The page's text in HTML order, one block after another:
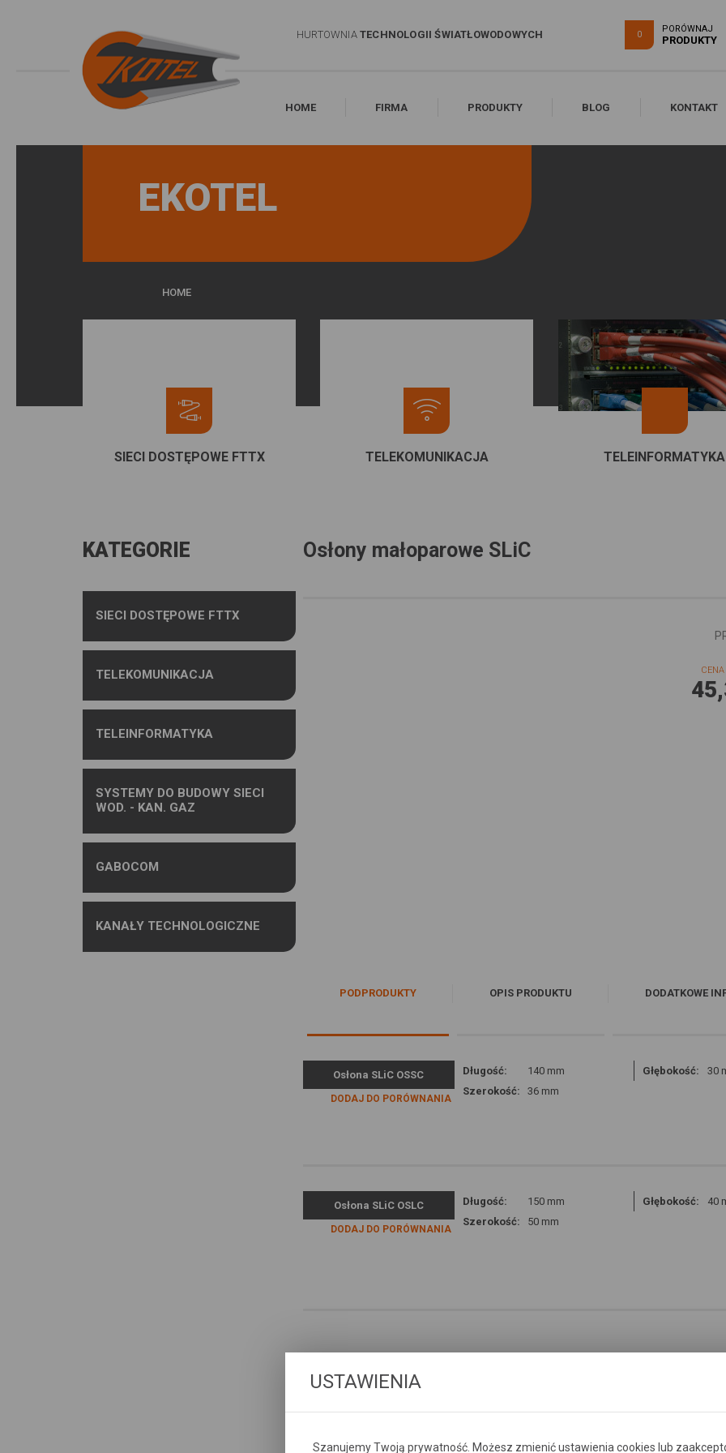
USTAWIENIA
Szanujemy Twoją prywatność. Możesz zmienić ustawienia cookies lub
HURTOWNIA TECHNOLOGII ŚWIATŁOWODOWYCH 0
PORÓWNAJ
PRODUKTY
HOME FIRMA PRODUKTY BLOG KONTAKT
EKOTEL
HOME
SIECI DOSTĘPOWE FTTX TELEKOMUNIKACJA TELEINFORMATYKA
KATEGORIE
SIECI DOSTĘPOWE FTTX
TELEKOMUNIKACJA
TELEINFORMATYKA
SYSTEMY DO BUDOWY SIECI
WOD. - KAN. GAZ
GABOCOM
KANAŁY TECHNOLOGICZNE
Osłony małoparowe SLiC
PODPRODUKTY OPIS PRODUKTU DODATKOWE
Osłona SLiC OSSC
DODAJ DO PORÓWNANIA
Długość:
140 mm
Szerokość:
36 mm
Głębokość: 30
Osłona SLiC OSLC
DODAJ DO PORÓWNANIA
Długość:
150 mm
Szerokość:
50 mm
Głębokość:
40